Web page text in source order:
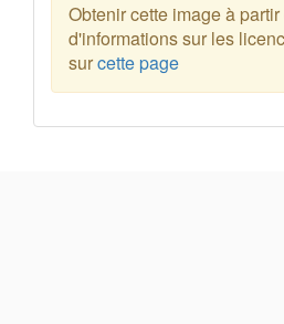
Obtenir cette image à
d'informations sur les
surcette page